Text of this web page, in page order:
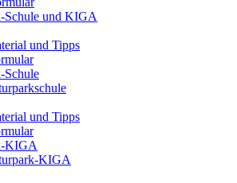
Schule und KIGA
und Tipps
Schule
und Tipps
KIGA
KIGA